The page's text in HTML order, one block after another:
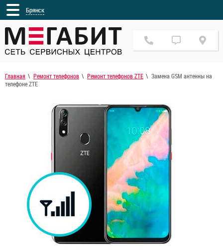
Брянск
Главная Ремонт телефонов Ремонт телефонов ZTE
Замена GSM антенны на
телефоне ZTE